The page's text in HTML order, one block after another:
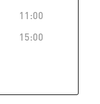
11:00
15:00